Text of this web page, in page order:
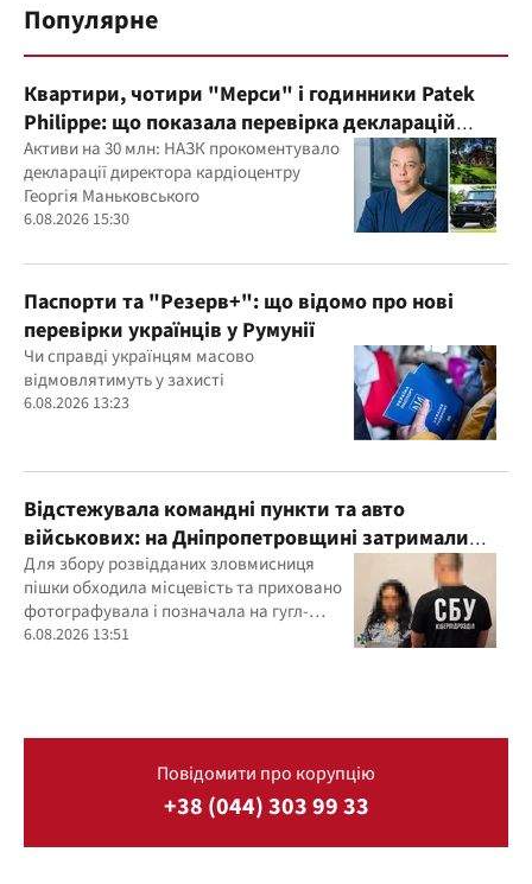
Популярне
Квартири, чотири "Мерси" і годинники Patek
Philippe: що показала перевірка декларацій
керівника дитячого кардіоцентру
Маньковського і що каже НАЗК?
Активи на 30 млн: НАЗК прокоментувало
декларації директора кардіоцентру
Георгія Маньковського
6.08.2026 15:30
Паспорти та "Резерв+": що відомо про нові
перевірки українців у Румунії
Чи справді українцям масово
відмовлятимуть у захисті
6.08.2026 13:23
Відстежувала командні пункти та авто
військових: на Дніпропетровщині затримали
агентку ФСБ
Для збору розвідданих зловмисниця
пішки обходила місцевість та приховано
фотографувала і позначала на гугл-
картах об’єкти
6.08.2026 13:51
Повідомити про корупцію
+38 (044) 303 99 33